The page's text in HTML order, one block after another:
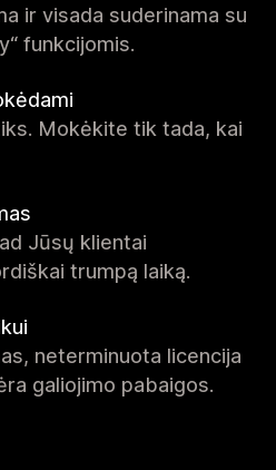
ir visada suderinama su
funkcijomis.
Mokėkite tik tada, kai
Jūsų klientai
trumpą laiką.
neterminuota licencija
galiojimo pabaigos.